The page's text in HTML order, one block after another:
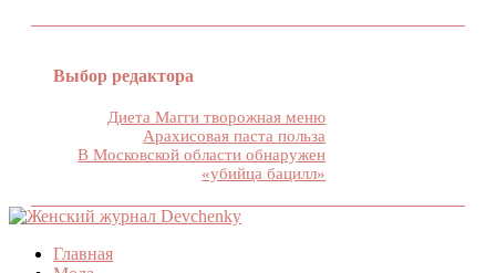
Выбор редактора
Диета Магги творожная меню
Арахисовая паста польза
В Московской области обнаружен
«убийца бацилл»
Главная